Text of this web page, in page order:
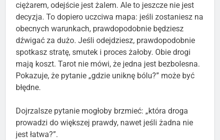
ciężarem, odejście jest żalem. Ale to jeszcze nie jest
decyzja. To dopiero uczciwa mapa: jeśli zostaniesz na
obecnych warunkach, prawdopodobnie będziesz
dźwigać za dużo. Jeśli odejdziesz, prawdopodobnie
spotkasz stratę, smutek i proces żałoby. Obie drogi
mają koszt. Tarot nie mówi, że jedna jest bezbolesna.
Pokazuje, że pytanie „gdzie uniknę bólu?” może być
błędne.
Dojrzalsze pytanie mogłoby brzmieć: „która droga
prowadzi do większej prawdy, nawet jeśli żadna nie
jest łatwa?”.